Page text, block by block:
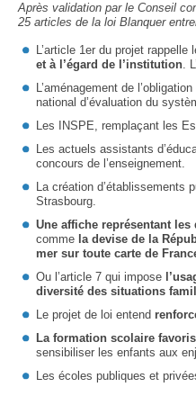
Après validation par le Conseil
25 articles de la loi Blanquer
L’article 1er du projet rappelle
et à l’égard de l’institution.
L’aménagement de
national d’évaluation du
Les INSPE, remplaçant les
Les actuels assistants
concours de l’enseignement.
La création d’établissements
Strasbourg.
Une affiche représentant
comme la devise de la
mer sur toute carte de
Ou l’article 7 qui impose
diversité des situations
Le projet de loi entend
La formation scolaire
sensibiliser les enfants aux
Les écoles publiques et